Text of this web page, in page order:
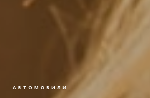
АВТОМОБИЛИ